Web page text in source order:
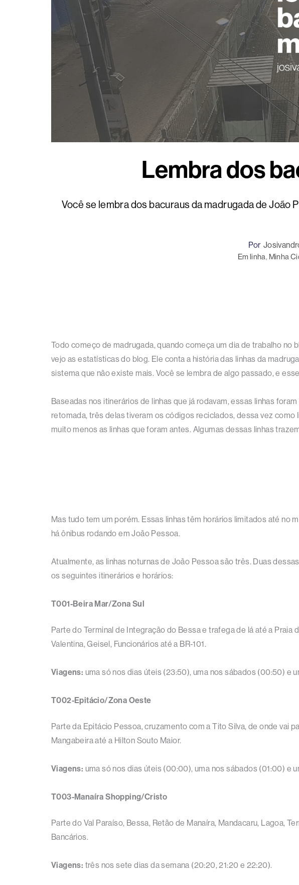
Lembra dos
Você se lembra dos bacuraus da madrugada de João
Por
Em linha, Minha
Todo começo de madrugada, quando começa um dia de trabalho no
vejo as estatísticas do blog. Ele conta a história das linhas da
sistema que não existe mais. Você se lembra de algo passado, e
Baseadas nos itinerários de linhas que já rodavam, essas linhas
retomada, três delas tiveram os códigos reciclados, dessa vez
muito menos as linhas que foram antes. Algumas dessas linhas
Mas tudo tem um porém. Essas linhas têm horários limitados até no
há ônibus rodando em João Pessoa.
Atualmente, as linhas noturnas de João Pessoa são três. Duas
os seguintes itinerários e horários:
T001-Beira Mar/Zona Sul
Parte do Terminal de Integração do Bessa e trafega de lá até a
Valentina, Geisel, Funcionários até a BR-101.
Viagens: uma só nos dias úteis (23:50), uma nos sábados (00:50) e
T002-Epitácio/Zona Oeste
Parte da Epitácio Pessoa, cruzamento com a Tito Silva, de onde vai
Mangabeira até a Hilton Souto Maior.
Viagens: uma só nos dias úteis (00:00), uma nos sábados (01:00) e
T003-Manaíra Shopping/Cristo
Parte do Val Paraíso, Bessa, Retão de Manaíra, Mandacaru, Lagoa,
Bancários.
Viagens: três nos sete dias da semana (20:20, 21:20 e 22:20).